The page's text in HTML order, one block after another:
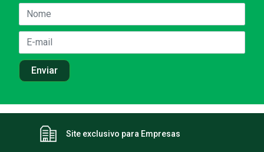
Site exclusivo para Empresas